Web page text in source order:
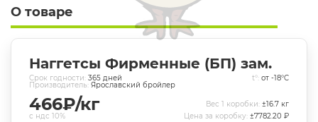
О товаре
Наггетсы Фирменные (БП) зам.
Cрок годности: 365 дней t°: от -18°C
Производитель: Ярославский бройлер
466₽/кг
с ндс 10%
Вес 1 коробки: ±16.7 кг
Цена за коробку: ±7782.20 ₽